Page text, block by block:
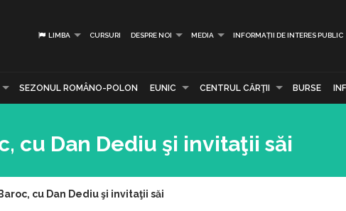
LIMBA CURSURI DESPRE NOI MEDIA INFORMAȚII DE INTERES PUBLIC
SEZONUL ROMÂNO-POLON EUNIC CENTRUL CĂRŢII BURSE
cu Dan Dediu şi invitaţii săi
cu Dan Dediu şi invitaţii săi